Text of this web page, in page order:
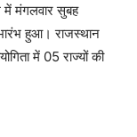
में मंगलवार सुबह
हुआ। राजस्थान
में 05 राज्यों की